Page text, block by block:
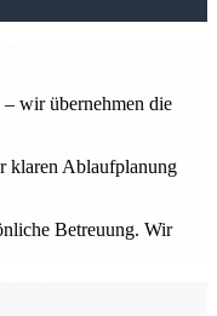
wir übernehmen die
klaren Ablaufplanung
Betreuung. Wir